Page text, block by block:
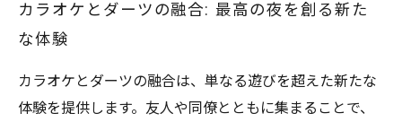
多彩なドリンクと軽食で、盛り上がる夜を演出
次の夜のお出かけはここ!カラオケとダーツで特
別な思い出を作ろう
カラオケとダーツの融合: 最高の夜を創る新た
な体験
カラオケとダーツの融合は、単なる遊びを超えた新たな
体験を提供します。友人や同僚とともに集まることで、